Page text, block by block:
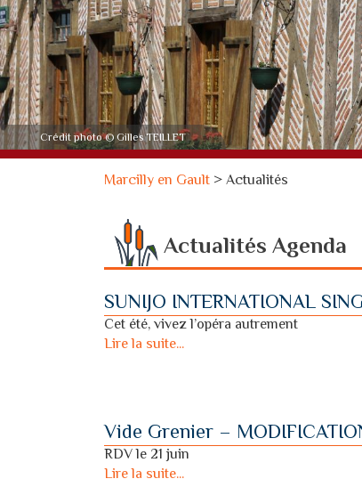
Crédit photo © Gilles TEILLET
Marcilly en Gault >Actualités
ActualitésAgenda
SUNIJO INTERNATIONAL
Cet été, vivez l’opéra autrement
Lire la suite...
Vide Grenier –
RDV le 21 juin
Lire la suite...